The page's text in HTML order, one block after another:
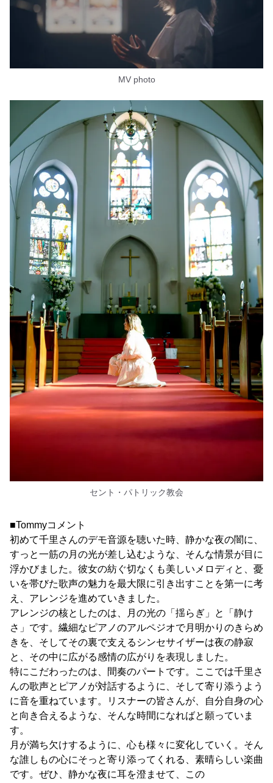
MV photo
セント・パトリック教会
■Tommyコメント
初めて千里さんのデモ音源を聴いた時、静かな夜の闇に、
すっと一筋の月の光が差し込むような、そんな情景が目に
浮かびました。彼女の紡ぐ切なくも美しいメロディと、憂
いを帯びた歌声の魅力を最大限に引き出すことを第一に考
え、アレンジを進めていきました。
アレンジの核としたのは、月の光の「揺らぎ」と「静け
さ」です。繊細なピアノのアルペジオで月明かりのきらめ
きを、そしてその裏で支えるシンセサイザーは夜の静寂
と、その中に広がる感情の広がりを表現しました。
特にこだわったのは、間奏のパートです。ここでは千里さ
んの歌声とピアノが対話するように、そして寄り添うよう
に音を重ねています。リスナーの皆さんが、自分自身の心
と向き合えるような、そんな時間になればと願っていま
す。
月が満ち欠けするように、心も様々に変化していく。そん
な誰しもの心にそっと寄り添ってくれる、素晴らしい楽曲
です。ぜひ、静かな夜に耳を澄ませて、この